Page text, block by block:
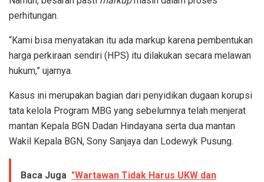
perhitungan.
“Kami bisa menyatakan itu ada markup karena pembentukan
harga perkiraan sendiri (HPS) itu dilakukan secara melawan
hukum,” ujarnya.
Kasus ini merupakan bagian dari penyidikan dugaan korupsi
tata kelola Program MBG yang sebelumnya telah menjerat
mantan Kepala BGN Dadan Hindayana serta dua mantan
Wakil Kepala BGN, Sony Sanjaya dan Lodewyk Pusung.
Baca Juga "Wartawan Tidak Harus UKW dan